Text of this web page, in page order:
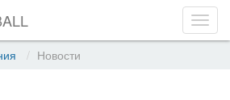
Новости